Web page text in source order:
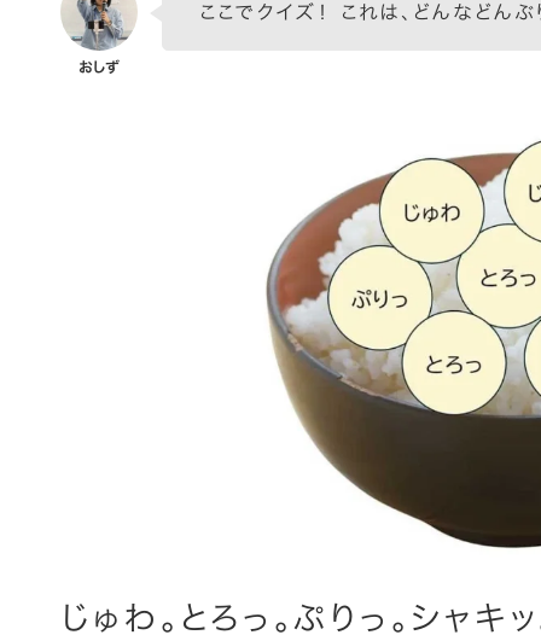
ここでクイズ！ これは、どんなどんぶ
じゅわ。とろっ。ぷりっ。シャキッ